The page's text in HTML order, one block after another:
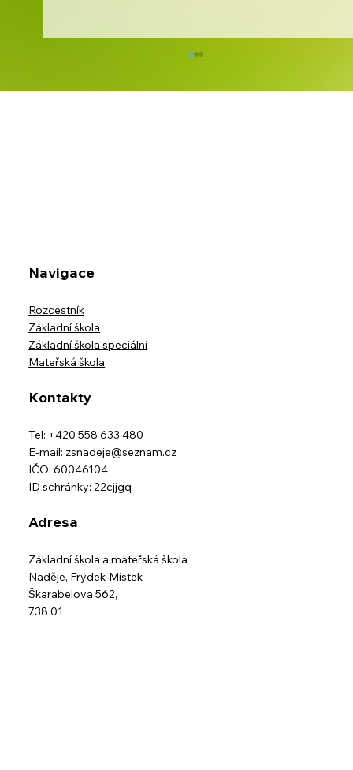
Navigace
Rozcestník
Základní škola
Základní škola speciální
Mateřská škola
Kontakty
Tel: +420 558 633 480
E-mail: zsnadeje@seznam.cz
IČO: 60046104
ID schránky: 22cjjgq
Adresa
Základní škola a mateřská škola
Naděje, Frýdek-Místek
Škarabelova 562,
738 01